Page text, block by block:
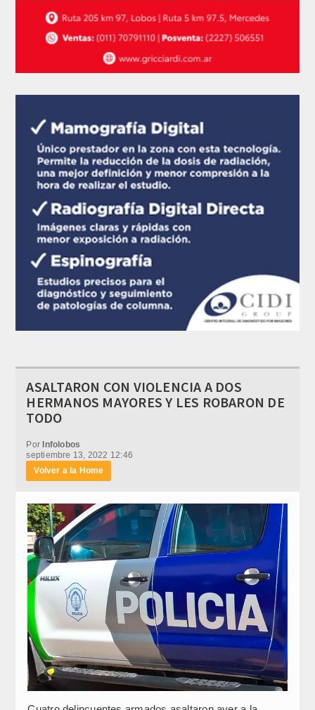
ASALTARON CON VIOLENCIA A DOS
HERMANOS MAYORES Y LES ROBARON DE
TODO
PorInfolobos
septiembre 13, 2022 12:46
Volver a la Home